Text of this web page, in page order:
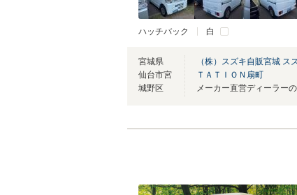
ハッチバック 白
宮城県
仙台市宮
城野区
（株）スズキ自販宮城
ＴＡＴＩＯＮ扇町